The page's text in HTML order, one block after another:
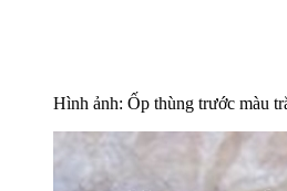
Hình ảnh: Ốp thùng trước màu